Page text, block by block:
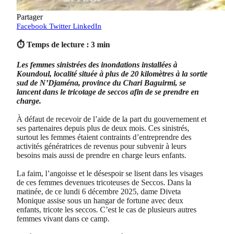
Partager
Facebook Twitter LinkedIn
⏱ Temps de lecture : 3 min
Les femmes sinistrées des inondations installées à
Koundoul, localité située à plus de 20 kilomètres à la sortie
sud de N’Djaména, province du Chari Baguirmi, se
lancent dans le tricotage de seccos afin de se prendre en
charge.
À défaut de recevoir de l’aide de la part du gouvernement et
ses partenaires depuis plus de deux mois. Ces sinistrés,
surtout les femmes étaient contraints d’entreprendre des
activités génératrices de revenus pour subvenir à leurs
besoins mais aussi de prendre en charge leurs enfants.
La faim, l’angoisse et le désespoir se lisent dans les visages
de ces femmes devenues tricoteuses de Seccos. Dans la
matinée, de ce lundi 6 décembre 2025, dame Diveta
Monique assise sous un hangar de fortune avec deux
enfants, tricote les seccos. C’est le cas de plusieurs autres
femmes vivant dans ce camp.